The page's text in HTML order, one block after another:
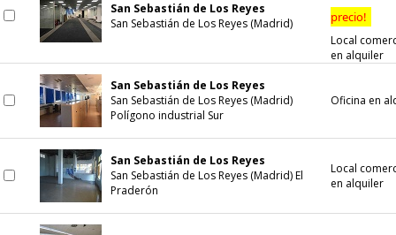
San Sebastián de Los Reyes
San Sebastián de Los Reyes (Madrid)
precio!
Local
en alquiler
San Sebastián de Los Reyes
San Sebastián de Los Reyes (Madrid)
Polígono industrial Sur
Oficina en
San Sebastián de Los Reyes
San Sebastián de Los Reyes (Madrid) El
Praderón
Local
en alquiler